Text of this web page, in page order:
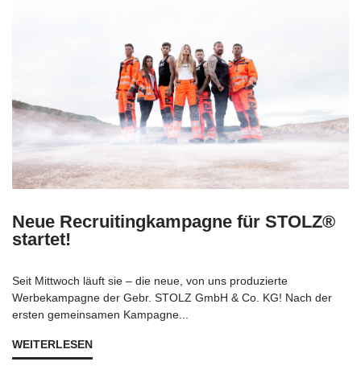
Neue Recruitingkampagne für STOLZ®
startet!
Seit Mittwoch läuft sie – die neue, von uns produzierte
Werbekampagne der Gebr. STOLZ GmbH & Co. KG! Nach der
ersten gemeinsamen Kampagne...
WEITERLESEN